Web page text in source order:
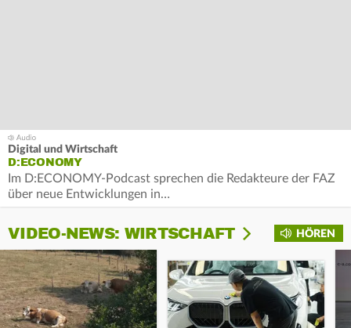
Digital und Wirtschaft
D:ECONOMY
Im D:ECONOMY-Podcast sprechen die Redakteure der FAZ
über neue Entwicklungen in…
HÖREN
VIDEO-NEWS: WIRTSCHAFT